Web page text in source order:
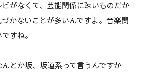
がなくて、芸能関係に疎いものだか
かないことが多いんですよ。音楽関
すね。
とか坂、坂道系って言うんですか